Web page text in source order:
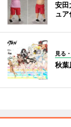
安田
ュア
見る
秋葉